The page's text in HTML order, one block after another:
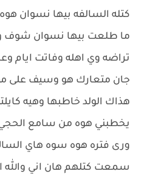
كتله السالفه بيها نسوان
ما طلعت بيها نسوان شوف
تراضه وي اهله وفاتت ايام
جان متعارك هو وسيف على
هذاك الولد خاطبها وهيه
يخطبني هوه من سامع
ورى فتره هوه سوه هاي
سمعت كتلهم هان اني